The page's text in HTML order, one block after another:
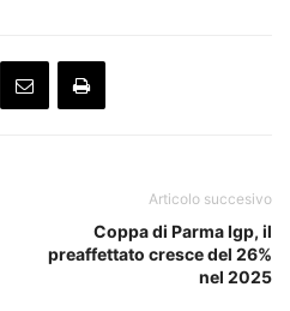
Articolo succesivo
Coppa di Parma Igp, il
preaffettato cresce del 26%
nel 2025